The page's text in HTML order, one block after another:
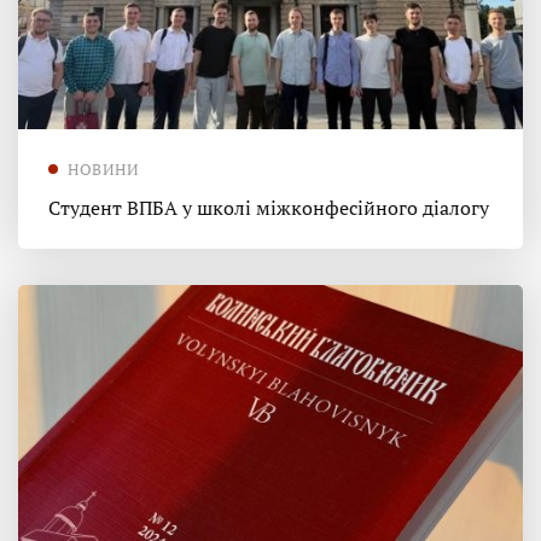
НОВИНИ
Студент ВПБА у школі міжконфесійного діалогу